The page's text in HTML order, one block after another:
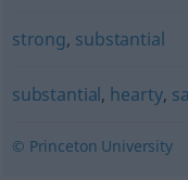
strong, substantial
substantial, hearty,
© Princeton University